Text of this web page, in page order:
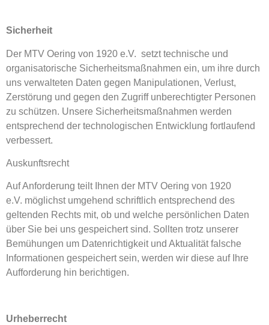
Sicherheit
Der MTV Oering von 1920 e.V. setzt technische und
organisatorische Sicherheitsmaßnahmen ein, um ihre durch
uns verwalteten Daten gegen Manipulationen, Verlust,
Zerstörung und gegen den Zugriff unberechtigter Personen
zu schützen. Unsere Sicherheitsmaßnahmen werden
entsprechend der technologischen Entwicklung fortlaufend
verbessert.
Auskunftsrecht
Auf Anforderung teilt Ihnen der MTV Oering von 1920
e.V. möglichst umgehend schriftlich entsprechend des
geltenden Rechts mit, ob und welche persönlichen Daten
über Sie bei uns gespeichert sind. Sollten trotz unserer
Bemühungen um Datenrichtigkeit und Aktualität falsche
Informationen gespeichert sein, werden wir diese auf Ihre
Aufforderung hin berichtigen.
Urheberrecht